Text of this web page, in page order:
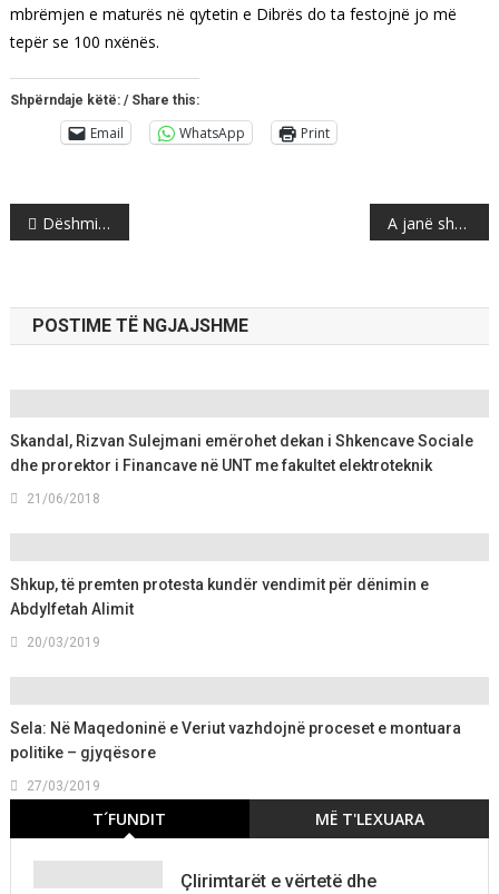
mbrëmjen e maturës në qytetin e Dibrës do ta festojnë jo më
tepër se 100 nxënës.
Shpërndaje këtë: / Share this:
Email WhatsApp Print
Post
navigation
Dëshmitari zbardh të vërtetën e rastit te Liqeni i Smilkovës “Monstra” A janë shqiptarët aq të vjetër sa mendojnë ata? Ja citimet e të huajve!
POSTIME TË NGJAJSHME
Skandal, Rizvan Sulejmani emërohet dekan i Shkencave Sociale
dhe prorektor i Financave në UNT me fakultet elektroteknik
21/06/2018
Shkup, të premten protesta kundër vendimit për dënimin e
Abdylfetah Alimit
20/03/2019
Sela: Në Maqedoninë e Veriut vazhdojnë proceset e montuara
politike – gjyqësore
27/03/2019
T´FUNDIT MË T'LEXUARA
Çlirimtarët e vërtetë dhe